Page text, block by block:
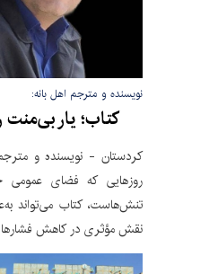
نویسنده و مترجم اهل بانه:
کتاب؛ یار بی‌منت
کردستان - نویسنده و
روزهایی که فضای عمومی
تنش‌هاست، کتاب می‌تواند
نقش مؤثری در کاهش فشارهای